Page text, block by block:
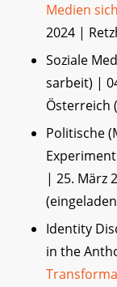
Medien
2024 |
Soziale
sarbeit) |
Österreich
Politische
| 25. März
Identity
in the